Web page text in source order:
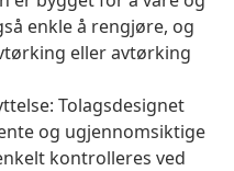
enkle å rengjøre, og
eller avtørking
Tolagsdesignet
og ugjennomsiktige
kontrolleres ved